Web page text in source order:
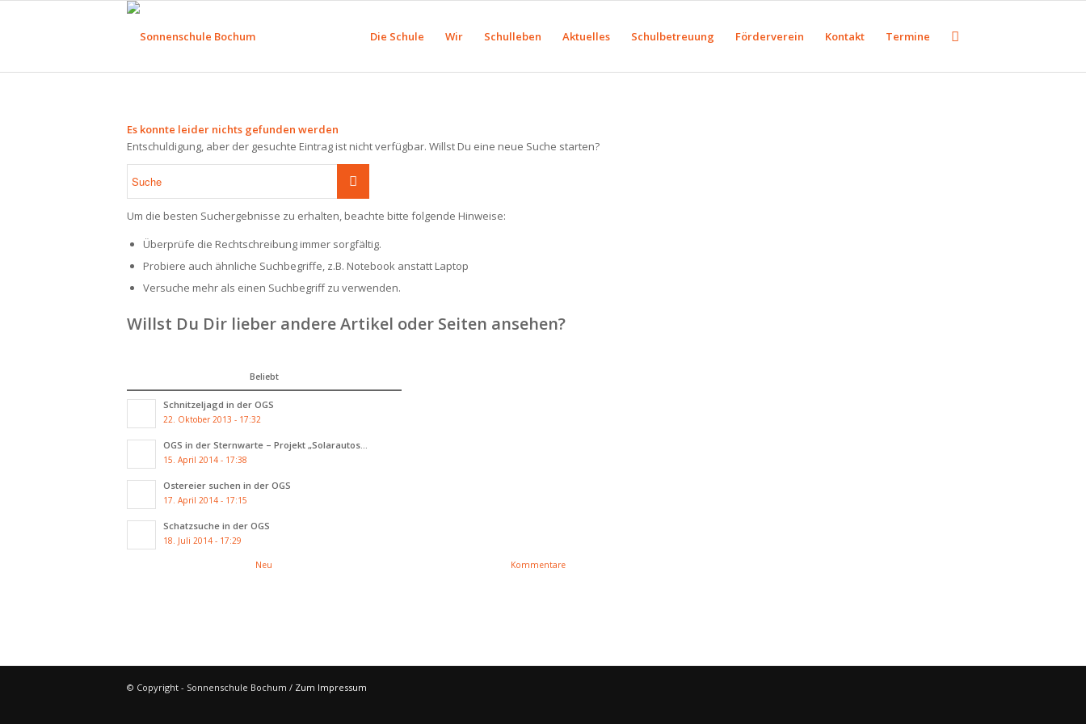
Die Schule Wir Schulleben Aktuelles Schulbetreuung Förderverein Kontakt Termine
Es konnte leider nichts gefunden werden
Entschuldigung, aber der gesuchte Eintrag ist nicht verfügbar. Willst Du eine neue Suche starten?
Um die besten Suchergebnisse zu erhalten, beachte bitte folgende Hinweise:
Überprüfe die Rechtschreibung immer sorgfältig.
Probiere auch ähnliche Suchbegriffe, z.B. Notebook anstatt Laptop
Versuche mehr als einen Suchbegriff zu verwenden.
Willst Du Dir lieber andere Artikel oder Seiten ansehen?
Beliebt
Schnitzeljagd in der OGS
22. Oktober 2013 - 17:32
OGS in der Sternwarte – Projekt „Solarautos...
15. April 2014 - 17:38
Ostereier suchen in der OGS
17. April 2014 - 17:15
Schatzsuche in der OGS
18. Juli 2014 - 17:29
Neu Kommentare
© Copyright - Sonnenschule Bochum / Zum Impressum